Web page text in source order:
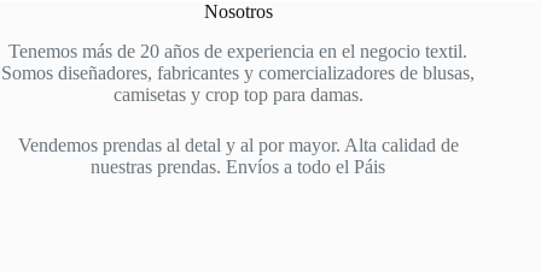
Nosotros
Tenemos más de 20 años de experiencia en el negocio textil.
Somos diseñadores, fabricantes y comercializadores de blusas,
camisetas y crop top para damas.
Vendemos prendas al detal y al por mayor. Alta calidad de
nuestras prendas. Envíos a todo el Páis